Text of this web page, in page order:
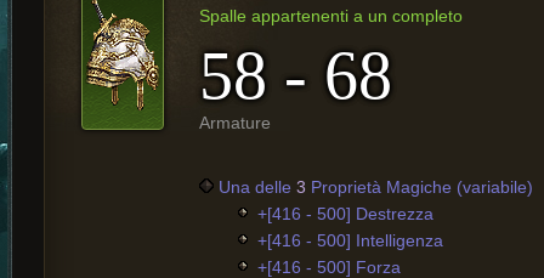
Spalle appartenenti a un completo
58 - 68
Armature
Una delle 3 Proprietà Magiche (variabile)
+[416 - 500] Destrezza
+[416 - 500] Intelligenza
+[416 - 500] Forza